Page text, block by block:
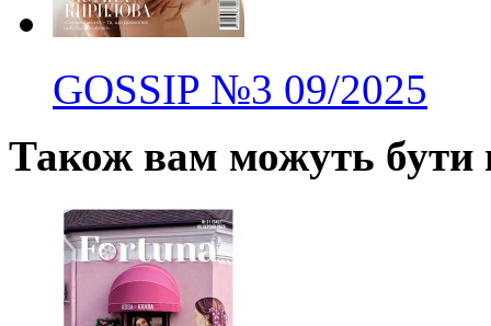
GOSSIP №3 09/2025
Також вам можуть бути